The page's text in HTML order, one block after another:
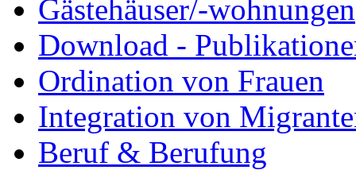
Gästehäuser/-wohnungen
Download -
Ordination von Frauen
Integration von
Beruf & Berufung